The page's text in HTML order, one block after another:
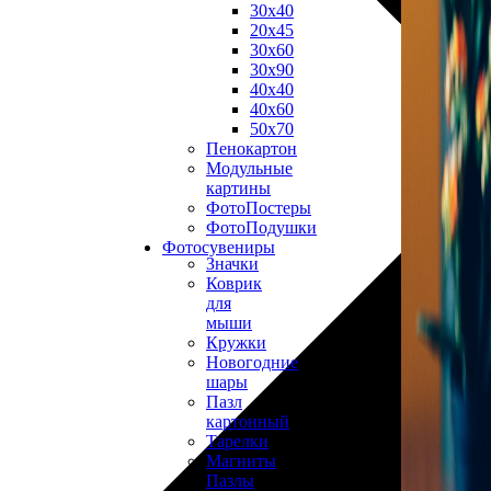
30х40
20х45
30х60
30х90
40х40
40х60
50х70
Пенокартон
Модульные
картины
ФотоПостеры
ФотоПодушки
Фотоcувениры
Значки
Коврик
для
мыши
Кружки
Новогодние
шары
Пазл
картонный
Тарелки
Магниты
Пазлы